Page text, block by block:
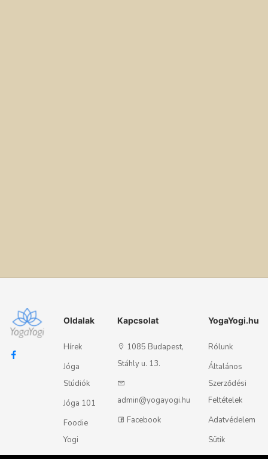
Oldalak
Hírek
Jóga
Stúdiók
Jóga 101
Foodie
Yogi
Kapcsolat
1085 Budapest,
Stáhly u. 13.
admin@yogayogi.hu
Facebook
YogaYogi.hu
Rólunk
Általános
Szerződési
Feltételek
Adatvédelem
Sütik